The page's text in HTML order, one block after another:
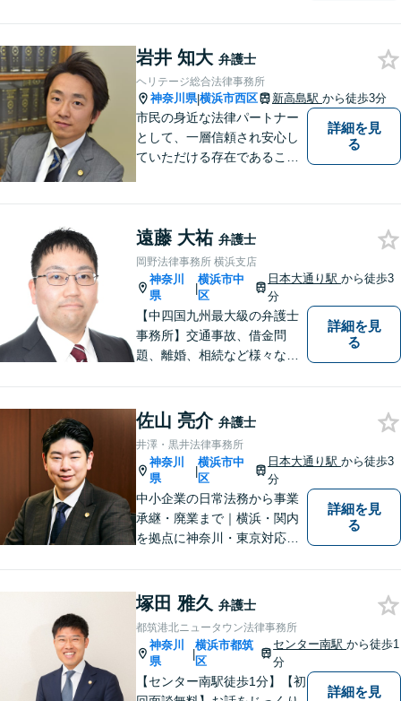
ず、本当に満足のいく結果を
得るために弁護士を選んでみ
ませんか？
岩井 知大 弁護士
ヘリテージ総合法律事務所
神奈川県|横浜市西区 新高島駅 から徒歩3分
市民の身近な法律パートナー
として、一層信頼され安心し
ていただける存在であること
詳細を見
る
遠藤 大祐 弁護士
岡野法律事務所 横浜支店
神奈川
県
|
横浜市中
区
日本大通り駅から徒歩3
分
【中四国九州最大級の弁護士
事務所】交通事故、借金問
題、離婚、相続など様々な問
まずはお気軽にご相談くださ
い！
詳細を見
る
佐山 亮介 弁護士
井澤・黒井法律事務所
神奈川
県
|
横浜市中
区
日本大通り駅から徒歩3
分
中小企業の日常法務から事業
承継・廃業まで｜横浜・関内
を拠点に神奈川・東京対応
詳細を見
る
塚田 雅久 弁護士
都筑港北ニュータウン法律事務所
神奈川
県
|
横浜市都筑
区
センター南駅から徒歩1
分
【センター南駅徒歩1分】【初
詳細を見